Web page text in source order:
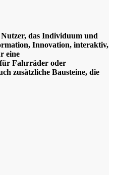
das Individuum und
Innovation, interaktiv,
eine
Fahrräder oder
zusätzliche Bausteine, die